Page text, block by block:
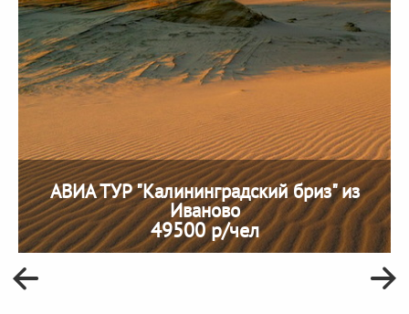
АВИА ТУР "Калининградский бриз" из
Иваново
49500 р/чел